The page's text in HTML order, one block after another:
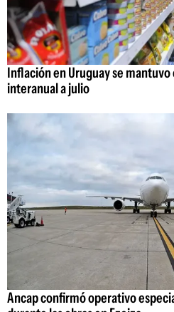
Inflación en Uruguay se
interanual a julio
Ancap confirmó operativo